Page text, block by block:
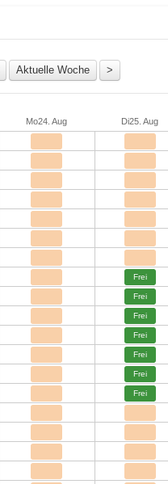
Mo24. Aug Di25. Aug
Frei
Frei
Frei
Frei
Frei
Frei
Frei